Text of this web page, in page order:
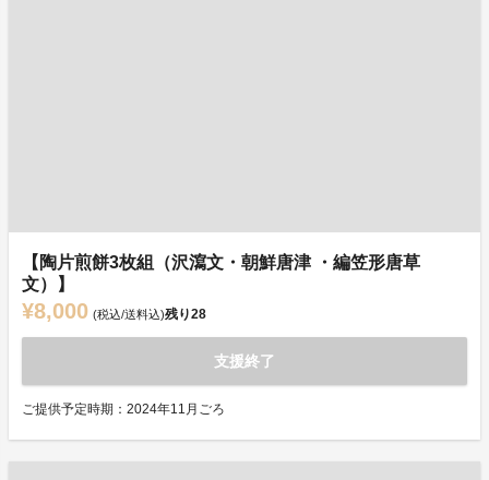
【陶片煎餅3枚組（沢瀉文・朝鮮唐津 ・編笠形唐草
文）】
¥8,000 (税込/送料込)残り28
支援終了
ご提供予定時期：2024年11月ごろ